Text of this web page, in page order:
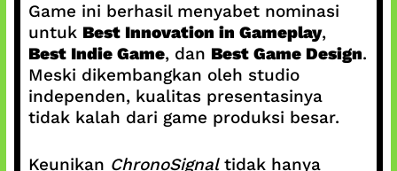
Game ini berhasil menyabet nominasi
untuk Best Innovation in Gameplay,
Best Indie Game, dan Best Game Design.
Meski dikembangkan oleh studio
independen, kualitas presentasinya
tidak kalah dari game produksi besar.
Keunikan ChronoSignaltidak hanya